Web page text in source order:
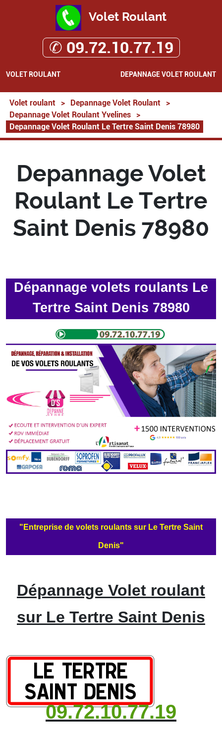
Volet Roulant
✆ 09.72.10.77.19
VOLET ROULANT DEPANNAGE VOLET ROULANT
Volet roulant > Depannage Volet Roulant
>
Depannage Volet Roulant Yvelines
>
Depannage Volet Roulant Le Tertre Saint Denis 78980
Depannage Volet
Roulant Le Tertre
Saint Denis 78980
Dépannage volets roulants Le
Tertre Saint Denis 78980
"Entreprise de volets roulants sur Le Tertre Saint
Denis"
Dépannage Volet roulant
sur Le Tertre Saint Denis
09.72.10.77.19